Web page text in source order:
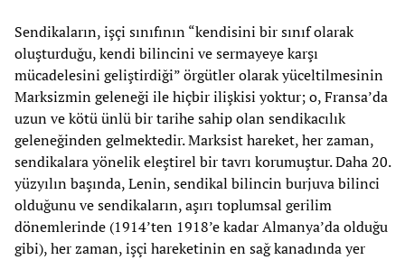
Sendikaların, işçi sınıfının “kendisini bir sınıf olarak
oluşturduğu, kendi bilincini ve sermayeye karşı
mücadelesini geliştirdiği” örgütler olarak yüceltilmesinin
Marksizmin geleneği ile hiçbir ilişkisi yoktur; o, Fransa’da
uzun ve kötü ünlü bir tarihe sahip olan sendikacılık
geleneğinden gelmektedir. Marksist hareket, her zaman,
sendikalara yönelik eleştirel bir tavrı korumuştur. Daha 20.
yüzyılın başında, Lenin, sendikal bilincin burjuva bilinci
olduğunu ve sendikaların, aşırı toplumsal gerilim
dönemlerinde (1914’ten 1918’e kadar Almanya’da olduğu
gibi), her zaman, işçi hareketinin en sağ kanadında yer